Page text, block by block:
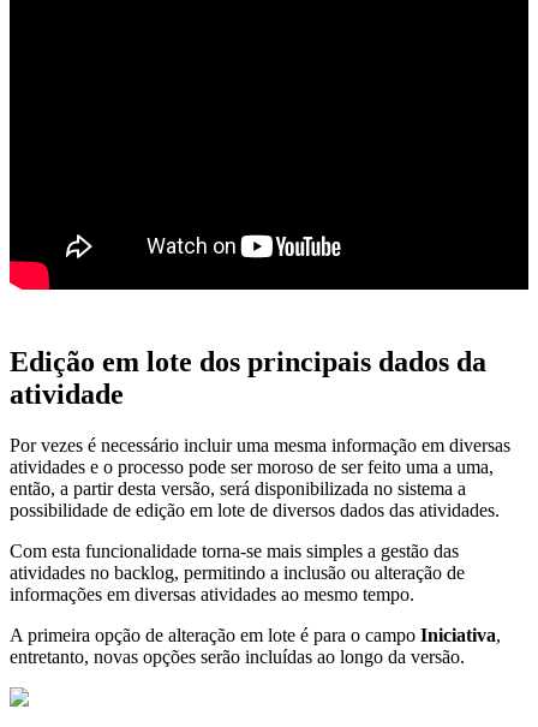
Edição em lote dos principais dados da
atividade
Por vezes é necessário incluir uma mesma informação em diversas
atividades e o processo pode ser moroso de ser feito uma a uma,
então, a partir desta versão, será disponibilizada no sistema a
possibilidade de edição em lote de diversos dados das atividades.
Com esta funcionalidade torna-se mais simples a gestão das
atividades no backlog, permitindo a inclusão ou alteração de
informações em diversas atividades ao mesmo tempo.
A primeira opção de alteração em lote é para o campo Iniciativa,
entretanto, novas opções serão incluídas ao longo da versão.